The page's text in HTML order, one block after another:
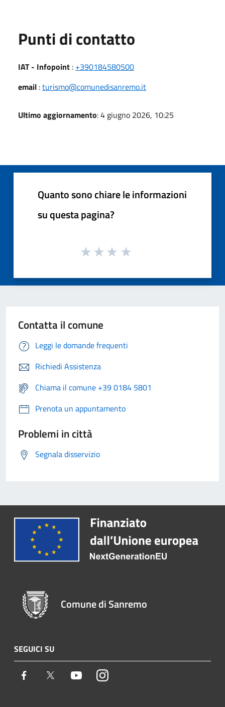
Punti di contatto
IAT - Infopoint : +390184580500
email :turismo@comunedisanremo.it
Ultimo aggiornamento: 4 giugno 2026, 10:25
Quanto sono chiare le informazioni
su questa pagina?
Contatta il comune
Leggi le domande frequenti
Richiedi Assistenza
Chiama il comune +39 0184 5801
Prenota un appuntamento
Problemi in città
Segnala disservizio
Comune di Sanremo
SEGUICI SU
Facebook Twitter YoutubeInstagram